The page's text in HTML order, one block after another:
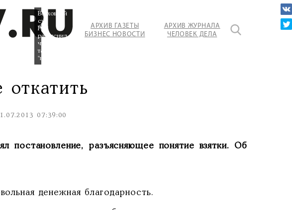
АРХИВ ГАЗЕТЫ
БИЗНЕС НОВОСТИ
АРХИВ ЖУРНАЛА
ЧЕЛОВЕК ДЕЛА
Верховный
суд
РФ
разъяснил,
что
такое
"взятка"
откатить
07:39:00
постановление, разъясняющее понятие взятки. Об
денежная благодарность.